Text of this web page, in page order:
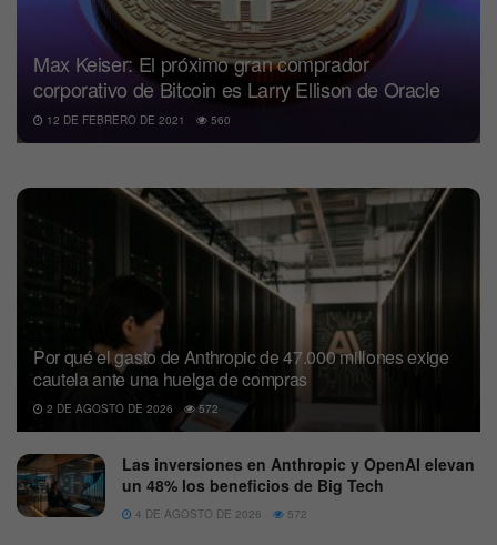
Max Keiser: El próximo gran comprador
corporativo de Bitcoin es Larry Ellison de Oracle
12 DE FEBRERO DE 2021 560
Por qué el gasto de Anthropic de 47.000 millones exige
cautela ante una huelga de compras
2 DE AGOSTO DE 2026 572
Las inversiones en Anthropic y OpenAI elevan
un 48% los beneficios de Big Tech
4 DE AGOSTO DE 2026 572